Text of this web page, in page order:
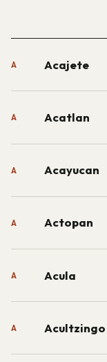
A Acajete
A Acatlan
A Acayucan
A Actopan
A Acula
A Acultzingo